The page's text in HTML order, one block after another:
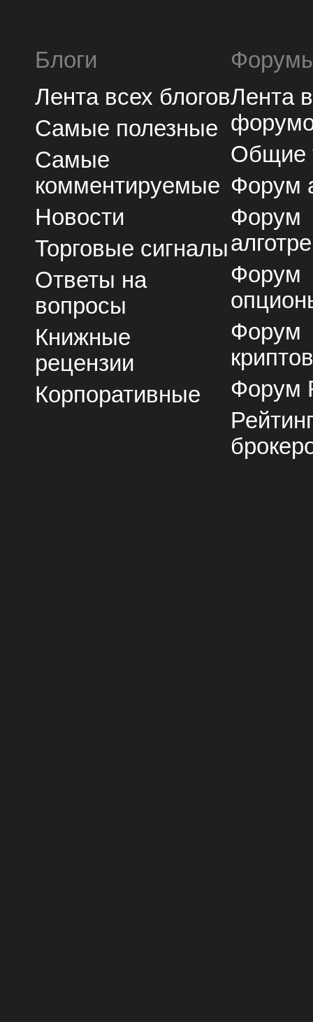
Блоги
Лента всех блогов
Самые полезные
Самые
комментируемые
Новости
Торговые сигналы
Ответы на
вопросы
Книжные
рецензии
Корпоративные
Лента
Общие
Форум
Форум
Форум
Форум
Форум